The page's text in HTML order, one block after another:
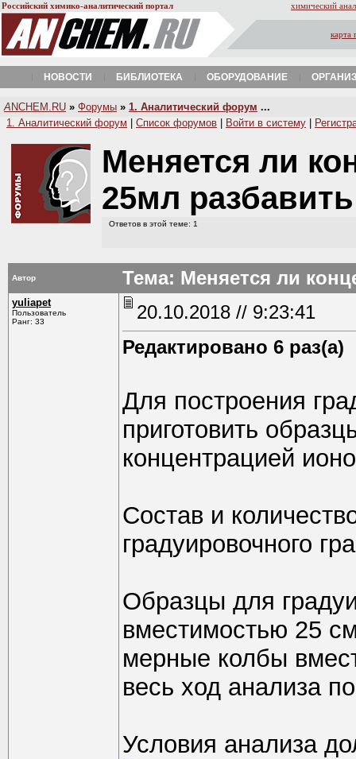
Российский химико-аналитический портал химический
карта
НОВОСТИ БИБЛИОТЕКА ОБОРУДОВАНИЕ
A NCHEM.RU » Форумы » 1. Аналитический форум ...
1. Аналитический форум
Список форумов Войти в систему
Меняется ли
25мл
Ответов в этой теме: 1
Автор Тема: Меняется ли
yuliapet
Пользователь
Ранг: 33
20.10.2018 // 9:23:41
Редактировано 6 раз(а)
Для построения
приготовить
концентрацией
Состав и
градуировочного
Образцы для
вместимостью 25
мерные колбы
весь ход анализа
Условия анализа